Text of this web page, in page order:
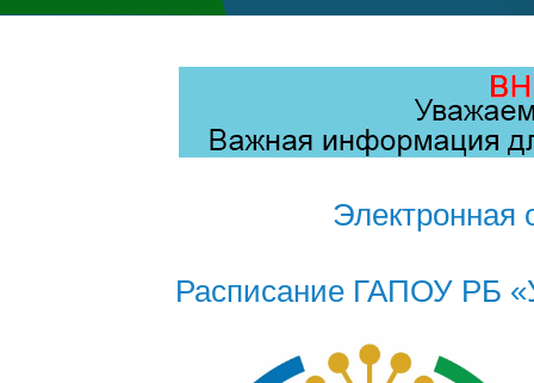
Электронная
Расписание ГАПОУ РБ